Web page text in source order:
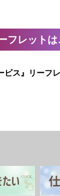
フレットは
ビス』リーフ